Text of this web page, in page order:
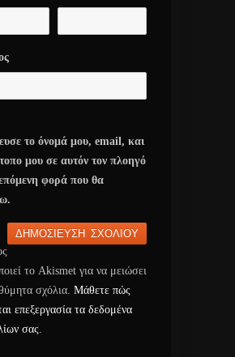
το όνομά μου, email, και
μου σε αυτόν τον πλοηγό
φορά που θα
το Akismet για να μειώσει
σχόλια. Μάθετε πώς
επεξεργασία τα δεδομένα
σας.